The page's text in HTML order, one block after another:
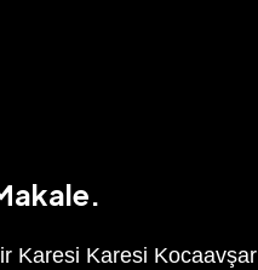
Karesi Karesi Kocaavşar